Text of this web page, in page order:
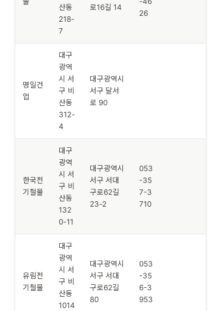
산동
218-
7
로16길 14
26
명일건
업
대구
광역
시 서
구 비
산동
312-
4
대구광역시
서구 달서
로 90
한국전
기철물
대구
광역
시 서
구 비
산동
132
0-11
대구광역시
서구 서대
구로62길
23-2
053
-35
7-3
710
유림전
기철물
대구
광역
시 서
구 비
산동
1014
대구광역시
서구 서대
구로62길
80
053
-35
6-3
953